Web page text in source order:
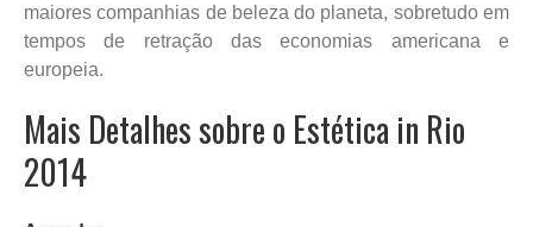
maiores companhias de beleza do planeta, sobretudo em
tempos de retração das economias americana e
europeia.
Mais Detalhes sobre o Estética in Rio
2014